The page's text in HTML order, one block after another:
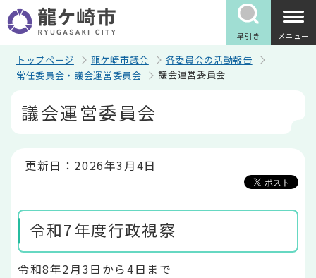
の
ペ
早引き メニュー
トップページ 龍ケ崎市議会
各委員会の活動報告
常任委員会・議会運営委員会
議会運営委員会
議会運営委員会
更新日：2026年3月4日
令和7年度行政視察
令和8年2月3日から4日まで